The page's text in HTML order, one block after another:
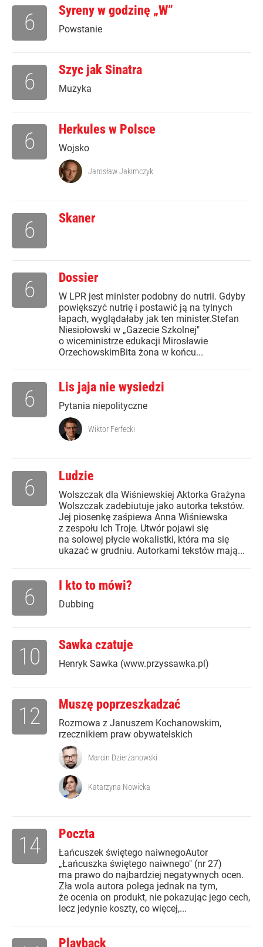
Syreny w godzinę „W”
Powstanie
6
Szyc jak Sinatra
Muzyka
6
Herkules w Polsce
Wojsko
6
Jarosław Jakimczyk
Skaner
6
Dossier
W LPR jest minister podobny do nutrii. Gdyby
powiększyć nutrię i postawić ją na tylnych
łapach, wyglądałaby jak ten minister.Stefan
Niesiołowski w „Gazecie Szkolnej"
o wiceministrze edukacji Mirosławie
OrzechowskimBita żona w końcu...
6
Lis jaja nie wysiedzi
Pytania niepolityczne
6
Wiktor Ferfecki
Ludzie
Wolszczak dla Wiśniewskiej Aktorka Grażyna
Wolszczak zadebiutuje jako autorka tekstów.
Jej piosenkę zaśpiewa Anna Wiśniewska
z zespołu Ich Troje. Utwór pojawi się
na solowej płycie wokalistki, która ma się
ukazać w grudniu. Autorkami tekstów mają...
6
I kto to mówi?
Dubbing
6
Sawka czatuje
Henryk Sawka (www.przyssawka.pl)
10
Muszę poprzeszkadzać
Rozmowa z Januszem Kochanowskim,
rzecznikiem praw obywatelskich
12
Marcin Dzierżanowski
Katarzyna Nowicka
Poczta
Łańcuszek świętego naiwnegoAutor
„Łańcuszka świętego naiwnego" (nr 27)
ma prawo do najbardziej negatywnych ocen.
Zła wola autora polega jednak na tym,
że ocenia on produkt, nie pokazując jego cech,
lecz jedynie koszty, co więcej,...
14
Playback